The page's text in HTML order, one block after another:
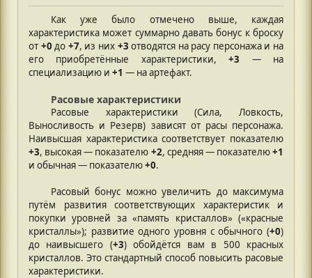
Как уже было отмечено выше, каждая
характеристика может суммарно давать бонус к броску
от +0 до +7, из них +3 отводятся на расу персонажа и на
его приобретённые характеристики,+3 — на
специализацию и +1 — на артефакт.
Расовые характеристики
Расовые характеристики (Сила, Ловкость,
Выносливость и Резерв) зависят от расы персонажа.
Наивысшая характеристика соответствует показателю
+3, высокая — показателю +2, средняя — показателю+1
и обычная — показателю+0.
Расовый бонус можно увеличить до максимума
путём развития соответствующих характеристик и
покупки уровней за «память кристаллов» («красные
кристаллы»); развитие одного уровня с обычного (+0)
до наивысшего (+3) обойдётся вам в 500 красных
кристаллов. Это стандартный способ повысить расовые
характеристики.